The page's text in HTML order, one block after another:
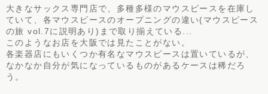
メンバー紹介
曲紹介
ライブ動画
大きなサックス専門店で、多種多様のマウスピースを在庫し
ていて、各マウスピースのオープニングの違い(マウスピース
の旅 vol.7に説明あり)まで取り揃えている...
このようなお店を大阪では見たことがない。
各楽器店にもいくつか有名なマウスピースは置いているが、
なかなか自分が気になっているものがあるケースは稀だろ
う。